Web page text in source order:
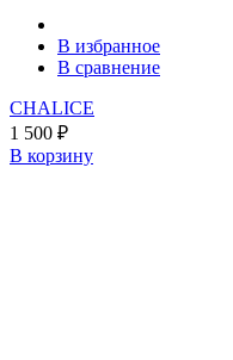
В избранное
В сравнение
CHALICE
1 500 ₽
В корзину